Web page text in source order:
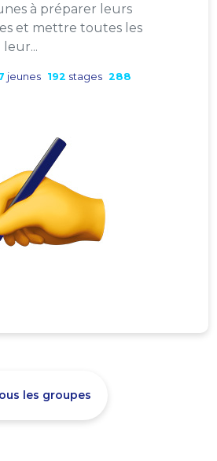
à préparer leurs
et mettre toutes les
leur...
jeunes 192 stages 288
les groupes